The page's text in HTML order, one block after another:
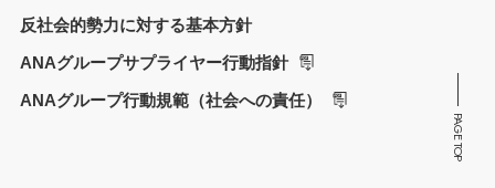
PAGE TOP
反社会的勢力に対する基本方針
ANAグループサプライヤー行動指針
ANAグループ行動規範（社会への責任）